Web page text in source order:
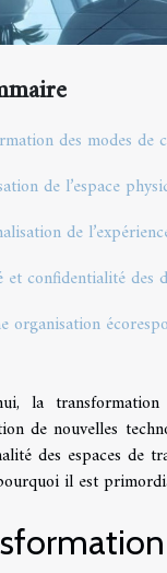
des modes de
de l’espace
de
et confidentialité des
organisation
la
de nouvelles
des espaces de
il est